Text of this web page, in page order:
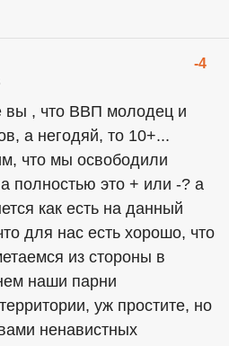
-4
вы , что ВВП молодец и
а негодяй, то 10+...
что мы освободили
полностью это + или -? а
как есть на данный
для нас есть хорошо, что
из стороны в
наши парни
уж простите, но
ненавистных